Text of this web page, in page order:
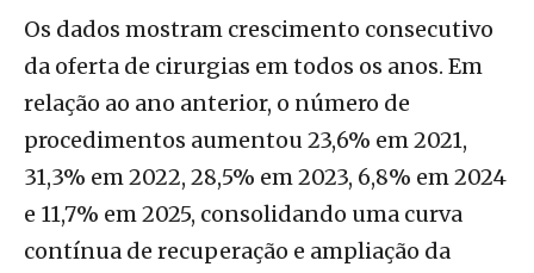
Os dados mostram crescimento consecutivo
da oferta de cirurgias em todos os anos. Em
relação ao ano anterior, o número de
procedimentos aumentou 23,6% em 2021,
31,3% em 2022, 28,5% em 2023, 6,8% em 2024
e 11,7% em 2025, consolidando uma curva
contínua de recuperação e ampliação da